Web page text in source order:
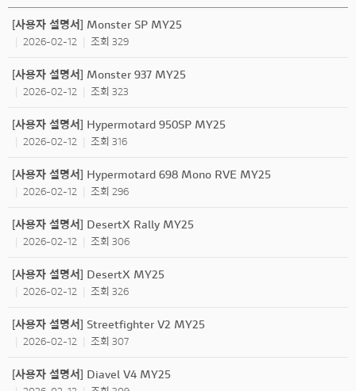
[사용자 설명서] Monster SP MY25
2026-02-12 조회 329
[사용자 설명서] Monster 937 MY25
2026-02-12 조회 323
[사용자 설명서] Hypermotard 950SP MY25
2026-02-12 조회 316
[사용자 설명서] Hypermotard 698 Mono RVE MY25
2026-02-12 조회 296
[사용자 설명서] DesertX Rally MY25
2026-02-12 조회 306
[사용자 설명서] DesertX MY25
2026-02-12 조회 326
[사용자 설명서] Streetfighter V2 MY25
2026-02-12 조회 307
[사용자 설명서] Diavel V4 MY25